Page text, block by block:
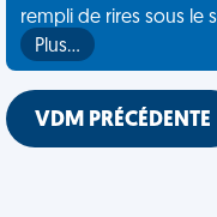
rempli de rires sous le
Plus…
VDM PRÉCÉDENTE